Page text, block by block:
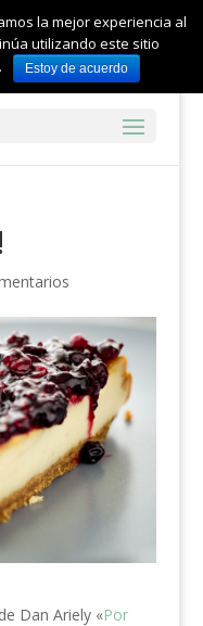
Dan Ariely «Por
la mejor experiencia al
utilizando este sitio
Estoy de acuerdo